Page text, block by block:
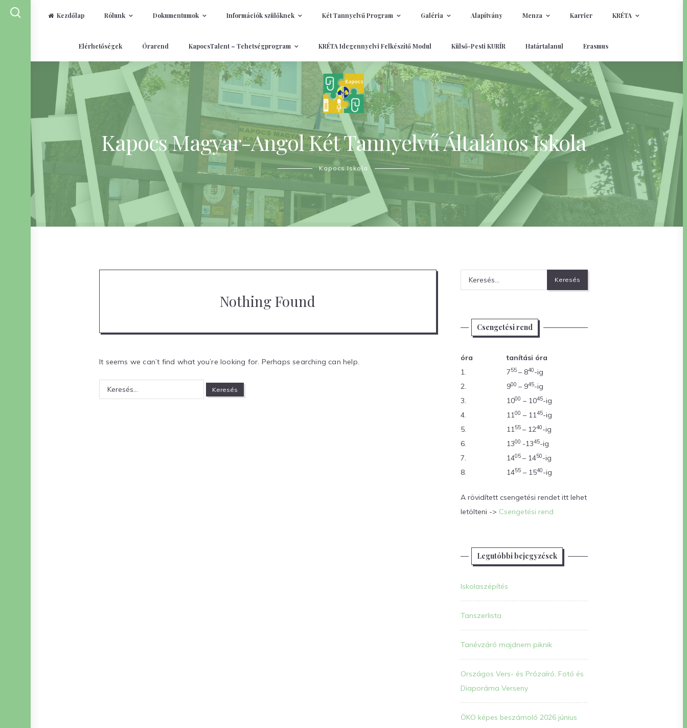
Kapocs Magyar-Angol Két Tannyelvű Általános Iskola
Kapocs Iskola
Kezdőlap Rólunk Dokumentumok Információk szülőknek Két Tannyelvű Program Galéria Alapítvány Menza Karrier KRÉTA
Elérhetőségek Órarend KapocsTalent – Tehetségprogram KRÉTA Idegennyelvi Felkészítő Modul Külső-Pesti KURÍR Határtalanul Erasmus
Nothing Found
It seems we can’t find what you’re looking for. Perhaps searching can help.
Keresés:
Keresés:
Csengetési rend
óra
tanítási óra
1.
755 – 840-ig
2.
900 – 945-ig
3.
1000 – 1045-ig
4.
1100 – 1145-ig
5.
1155 – 1240-ig
6.
1300 -1345-ig
7.
1405 – 1450-ig
8.
1455 – 1540-ig
A rövidített csengetési rendet itt lehet
letölteni -> Csengetési rend
Legutóbbi bejegyzések
Iskolaszépítés
Tanszerlista
Tanévzáró majdnem piknik
Országos Vers- és Prózaíró, Fotó és
Diaporáma Verseny
ÖKO képes beszámoló 2026 június